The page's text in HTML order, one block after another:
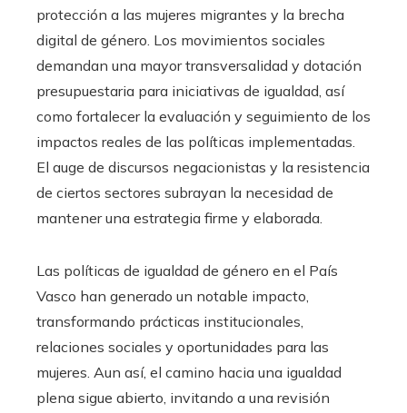
protección a las mujeres migrantes y la brecha
digital de género. Los movimientos sociales
demandan una mayor transversalidad y dotación
presupuestaria para iniciativas de igualdad, así
como fortalecer la evaluación y seguimiento de los
impactos reales de las políticas implementadas.
El auge de discursos negacionistas y la resistencia
de ciertos sectores subrayan la necesidad de
mantener una estrategia firme y elaborada.
Las políticas de igualdad de género en el País
Vasco han generado un notable impacto,
transformando prácticas institucionales,
relaciones sociales y oportunidades para las
mujeres. Aun así, el camino hacia una igualdad
plena sigue abierto, invitando a una revisión